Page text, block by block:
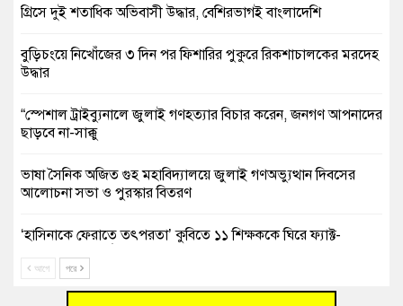
গ্রিসে দুই শতাধিক অভিবাসী উদ্ধার, বেশিরভাগই বাংলাদেশি
বুড়িচংয়ে নিখোঁজের ৩ দিন পর ফিশারির পুকুরে রিকশাচালকের মরদেহ
উদ্ধার
“স্পেশাল ট্রাইব্যুনালে জুলাই গণহত্যার বিচার করেন, জনগণ আপনাদের
ছাড়বে না-সাক্কু
ভাষা সৈনিক অজিত গুহ মহাবিদ্যালয়ে জুলাই গণঅভ্যুত্থান দিবসের
আলোচনা সভা ও পুরস্কার বিতরণ
‘হাসিনাকে ফেরাতে তৎপরতা’ কুবিতে ১১ শিক্ষককে ঘিরে ফ্যাক্ট-
ফাইন্ডিং কমিটি গঠন
বাঁশের খুঁটিতে ভর করে টিকে আছে সেতু
আগে পরে